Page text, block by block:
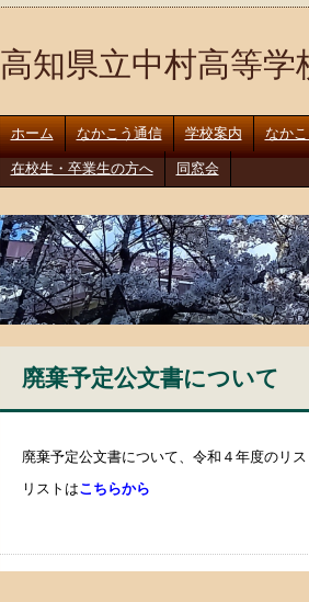
高知県立中村高等学
ホーム なかこう通信 学校案内 なか
在校生・卒業生の方へ 同窓会
廃棄予定公文書について
廃棄予定公文書について、令和４年度のリス
リストはこちらから